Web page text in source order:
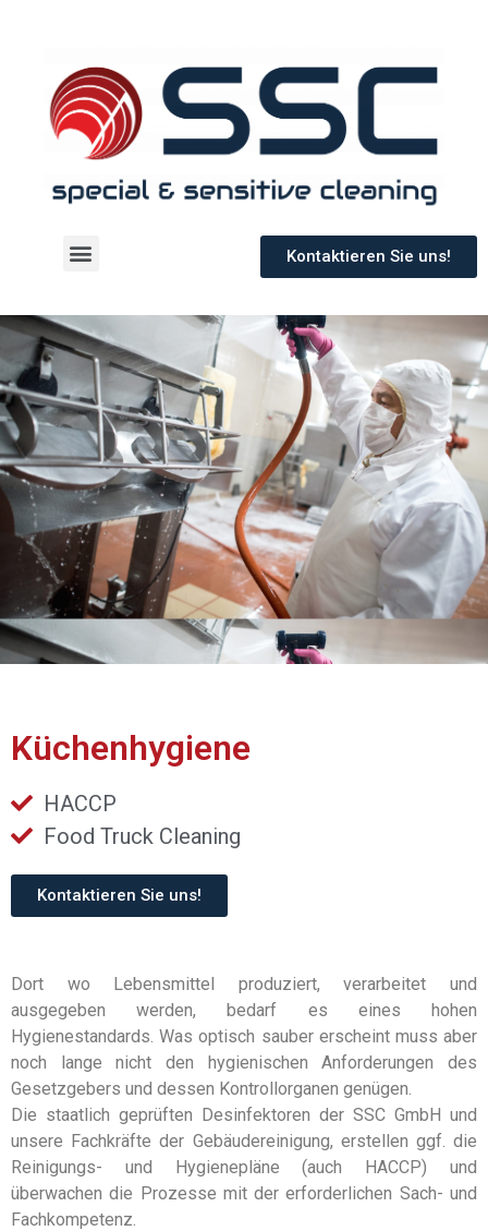
Kontaktieren Sie uns!
Küchenhygiene
HACCP
Food Truck Cleaning
Kontaktieren Sie uns!
Dort wo Lebensmittel produziert, verarbeitet und
ausgegeben werden, bedarf es eines hohen
Hygienestandards. Was optisch sauber erscheint muss aber
noch lange nicht den hygienischen Anforderungen des
Gesetzgebers und dessen Kontrollorganen genügen.
Die staatlich geprüften Desinfektoren der SSC GmbH und
unsere Fachkräfte der Gebäudereinigung, erstellen ggf. die
Reinigungs- und Hygienepläne (auch HACCP) und
überwachen die Prozesse mit der erforderlichen Sach- und
Fachkompetenz.